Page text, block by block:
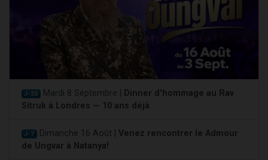
J-30 Mardi 8 Septembre |
Dinner d'hommage au Rav
Sitruk à Londres — 10 ans déjà
J-7 Dimanche 16 Août | Venez rencontrer le Admour
de Ungvar à Natanya!